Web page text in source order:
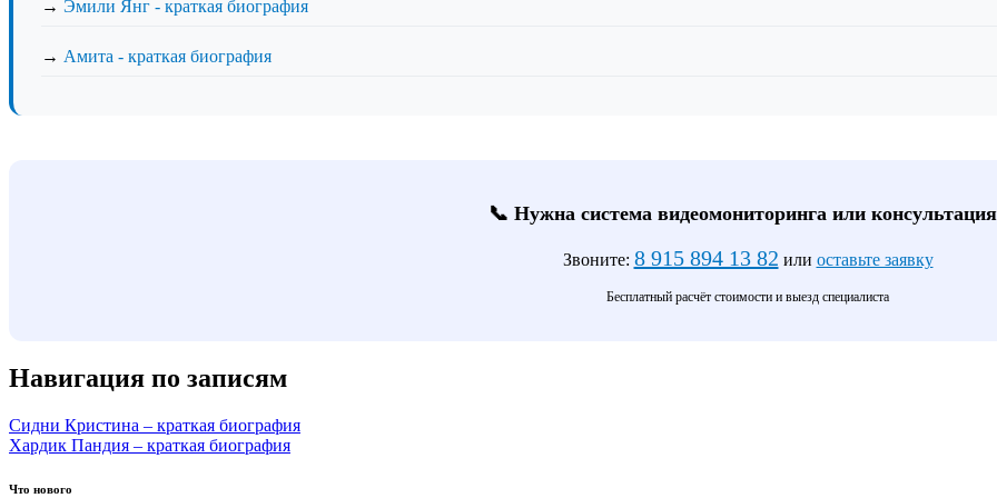
→ Эмили Янг - краткая биография
→ Амита - краткая биография
📞 Нужна система видеомониторинга или
Звоните: 8 915 894 13 82 или оставьте заявку
Бесплатный расчёт стоимости и выезд специалиста
Навигация по записям
Сидни Кристина – краткая биография
Хардик Пандия – краткая биография
Что нового